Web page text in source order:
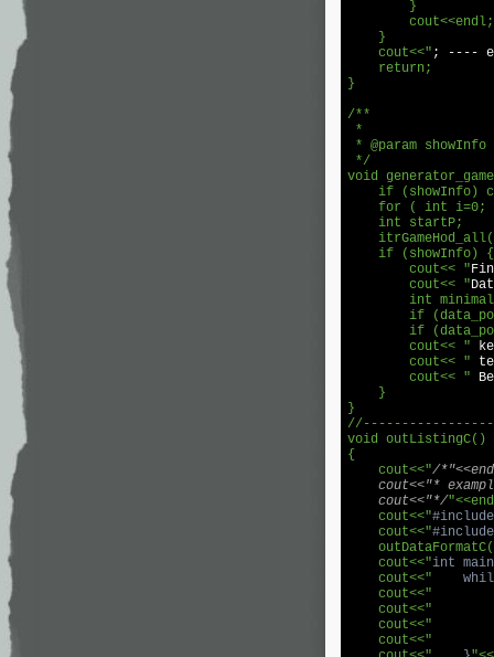
        }
        cout<<endl;
    }
    cout<<"
; ----
    return;
}
/**
*
* @param showInfo
*/
void
if (showInfo)
for ( int i=0;
    int startP;
    if (showInfo) {
        cout<< "
        cout<< "
int
if
if
        cout<< "
        cout<< "
        cout<< "
    }
}
void outListingC()
{
    cout<<"
/
cout<<"*
    cout<<"*/
    cout<<"
#include
    cout<<"
#include
    cout<<"
int
    cout<<"
    cout<<"
    cout<<"
    cout<<"
    cout<<"